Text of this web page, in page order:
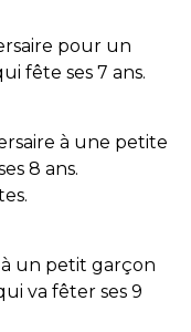
pour un
fête ses 7 ans.
à une petite
8 ans.
à un petit garçon
va fêter ses 9